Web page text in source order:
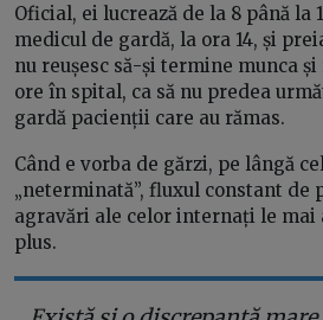
Oficial, ei lucrează de la 8 până la
medicul de gardă, la ora 14, și
nu reușesc să-și termine munca
ore în spital, ca să nu predea
gardă pacienții care au rămas.
Când e vorba de gărzi, pe lângă
„neterminată”, fluxul constant de
agravări ale celor internați le mai
plus.